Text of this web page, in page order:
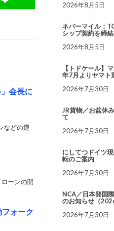
会長に
などの運
ーンの開
ォーク
2026年8月5日
ネバーマイル：
シップ契約を締
2026年8月5日
【トドケール】
年7月よりヤマト
2026年7月30日
JR貨物／お盆休
て
2026年7月30日
にしてつドイツ
転のご案内
2026年7月30日
NCA／日本発国
のお知らせ（
2026年7月30日